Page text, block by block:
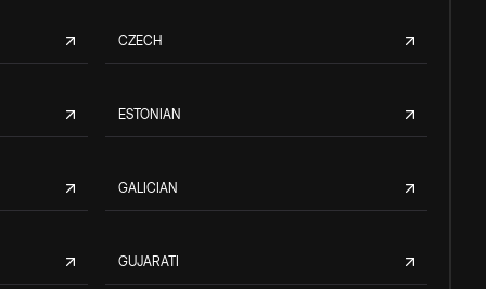
CZECH
ESTONIAN
GALICIAN
GUJARATI